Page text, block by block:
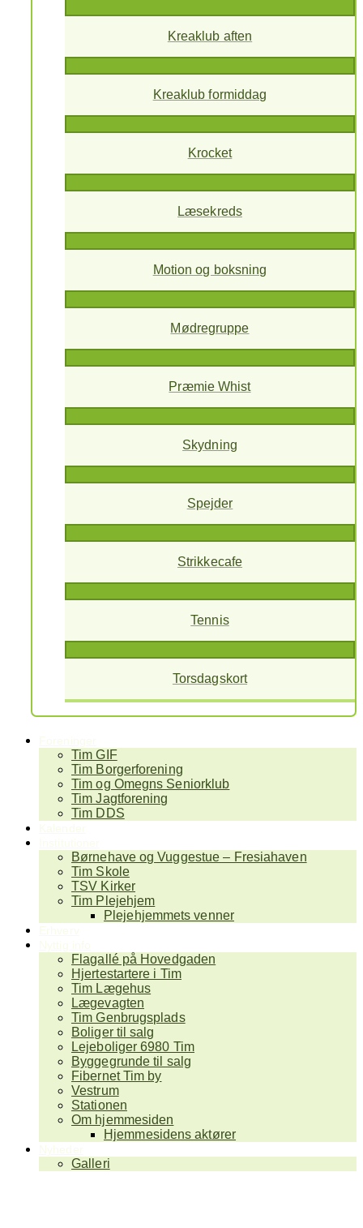
Kreaklub aften
Kreaklub formiddag
Krocket
Læsekreds
Motion og boksning
Mødregruppe
Præmie Whist
Skydning
Spejder
Strikkecafe
Tennis
Torsdagskort
Tim GIF
Tim Borgerforening
Tim og Omegns Seniorklub
Tim Jagtforening
Tim DDS
Børnehave og Vuggestue – Fresiahaven
Tim Skole
TSV Kirker
Tim Plejehjem
Plejehjemmets venner
Flagallé på Hovedgaden
Hjertestartere i Tim
Tim Lægehus
Lægevagten
Tim Genbrugsplads
Boliger til salg
Lejeboliger 6980 Tim
Byggegrunde til salg
Fibernet Tim by
Vestrum
Stationen
Om hjemmesiden
Hjemmesidens aktører
Galleri